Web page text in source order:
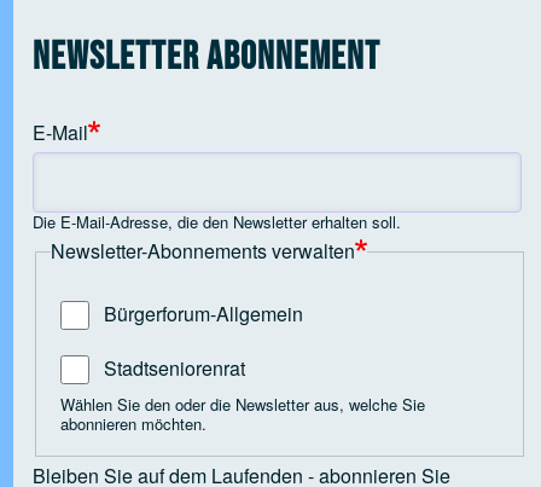
Open tab vvja-pane-38581164-4-pane
Open tab vvja-pane-38581164-5-pane
Open tab vvja-pane-38581164-6-pane
Open tab vvja-pane-38581164-7-pane
Open tab vvja-pane-38581164-8-pane
Open tab vvja-pane-38581164-9-pane
Newsletter Abonnement
E-Mail
Die E-Mail-Adresse, die den Newsletter erhalten soll.
Newsletter-Abonnements verwalten
Bürgerforum-Allgemein
Stadtseniorenrat
Wählen Sie den oder die Newsletter aus, welche Sie
abonnieren möchten.
Bleiben Sie auf dem Laufenden - abonnieren Sie